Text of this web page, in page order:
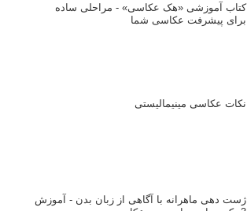
کتاب آموزشی «هک عکاسی» - مراحلی ساده
برای پیشرفت عکاسی شما
نکات عکاسی مینیمالیستی
ژست دهی ماهرانه با آگاهی از زبان بدن - آموزش